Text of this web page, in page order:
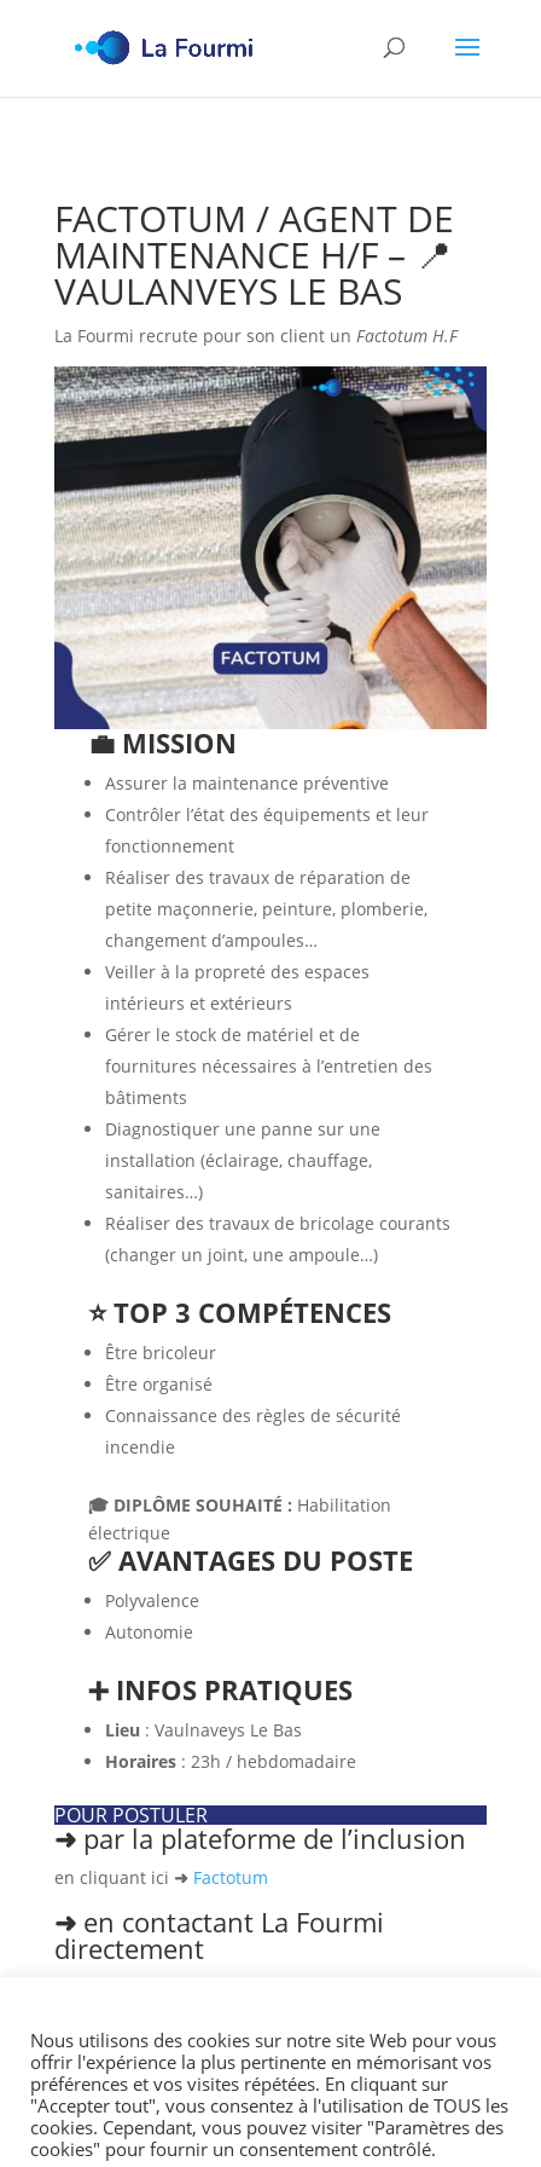
FACTOTUM / AGENT DE
MAINTENANCE H/F – 📍
VAULANVEYS LE BAS
La Fourmi recrute pour son client un Factotum H.F
💼 MISSION
Assurer la maintenance préventive
Contrôler l’état des équipements et leur
fonctionnement
Réaliser des travaux de réparation de
petite maçonnerie, peinture, plomberie,
changement d’ampoules…
Veiller à la propreté des espaces
intérieurs et extérieurs
Gérer le stock de matériel et de
fournitures nécessaires à l’entretien des
bâtiments
Diagnostiquer une panne sur une
installation (éclairage, chauffage,
sanitaires…)
Réaliser des travaux de bricolage courants
(changer un joint, une ampoule…)
⭐ TOP 3 COMPÉTENCES
Être bricoleur
Être organisé
Connaissance des règles de sécurité
incendie
🎓 DIPLÔME SOUHAITÉ : Habilitation
électrique
✅ AVANTAGES DU POSTE
Polyvalence
Autonomie
➕ INFOS PRATIQUES
Lieu : Vaulnaveys Le Bas
Horaires : 23h / hebdomadaire
POUR POSTULER
➜par la plateforme de l’inclusion
en cliquant ici ➜ Factotum
➜en contactant La Fourmi
directement
Suivez-nous :
Nous utilisons des cookies sur notre site Web pour vous
offrir l'expérience la plus pertinente en mémorisant vos
préférences et vos visites répétées. En cliquant sur
"Accepter tout", vous consentez à l'utilisation de TOUS les
cookies. Cependant, vous pouvez visiter "Paramètres des
cookies" pour fournir un consentement contrôlé.